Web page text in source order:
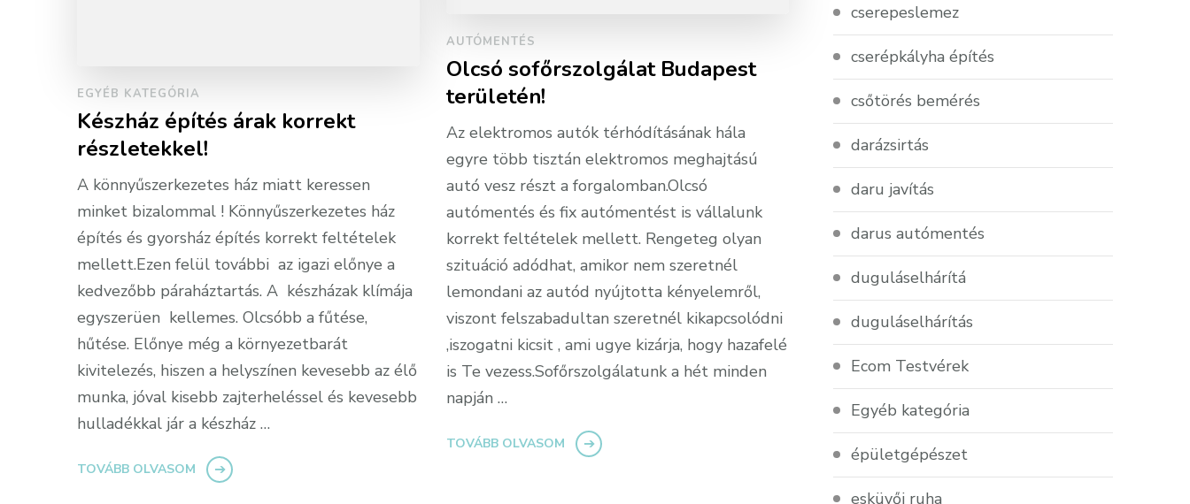
AUTÓMENTÉS
Olcsó sofőrszolgálat Budapest
területén!
Az elektromos autók térhódításának hála
egyre több tisztán elektromos meghajtású
autó vesz részt a forgalomban.Olcsó
autómentés és fix autómentést is vállalunk
korrekt feltételek mellett. Rengeteg olyan
szituáció adódhat, amikor nem szeretnél
lemondani az autód nyújtotta kényelemről,
viszont felszabadultan szeretnél kikapcsolódni
,iszogatni kicsit , ami ugye kizárja, hogy hazafelé
is Te vezess.Sofőrszolgálatunk a hét minden
napján …
TOVÁBB OLVASOM
EGYÉB KATEGÓRIA
Készház építés árak korrekt
részletekkel!
A könnyűszerkezetes ház miatt keressen
minket bizalommal ! Könnyűszerkezetes ház
építés és gyorsház építés korrekt feltételek
mellett.Ezen felül további az igazi előnye a
kedvezőbb páraháztartás. A készházak klímája
egyszerüen kellemes. Olcsóbb a fűtése,
hűtése. Előnye még a környezetbarát
kivitelezés, hiszen a helyszínen kevesebb az élő
munka, jóval kisebb zajterheléssel és kevesebb
hulladékkal jár a készház …
TOVÁBB OLVASOM
cserepeslemez
cserépkályha építés
csőtörés bemérés
darázsirtás
daru javítás
darus autómentés
duguláselhárítá
duguláselhárítás
Ecom Testvérek
Egyéb kategória
épületgépészet
esküvői ruha